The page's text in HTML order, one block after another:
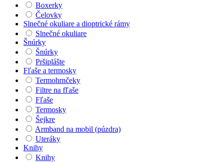
Boxerky
Čelovky
Slnečné okuliare a dioptrické rámy
Slnečné okuliare
Šnúrky
Šnúrky
Pršiplášte
Fľaše a termosky
Termohrnčeky
Filtre na fľaše
Fľaše
Termosky
Šejkre
Armband na mobil (púzdra)
Uteráky
Knihy
Knihy